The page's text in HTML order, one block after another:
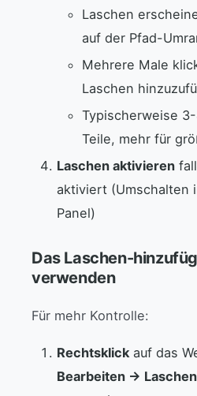
Laschen
auf der Pfad-
Mehrere Male
Laschen
Typischerweise
Teile, mehr für
Laschen aktivieren
aktiviert (Umschalten
Panel)
Das Laschen-
verwenden
Für mehr Kontrolle:
Rechtsklick auf das
Bearbeiten →